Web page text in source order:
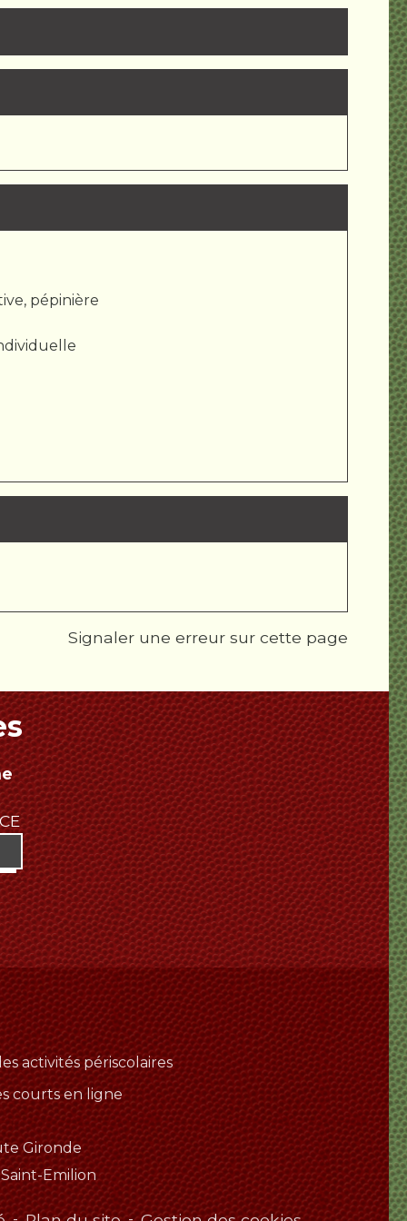
pépinière
Signaler une erreur sur cette page
activités périscolaires
courts en ligne
Gironde
Emilion